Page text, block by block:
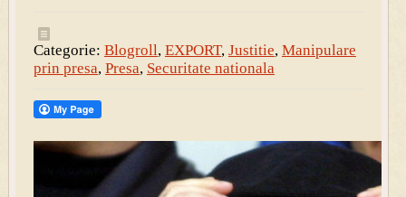
Categorie: Blogroll, EXPORT, Justitie, Manipulare
prin presa, Presa, Securitate nationala